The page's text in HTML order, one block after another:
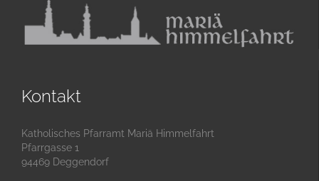
Kontakt
Katholisches Pfarramt Mariä Himmelfahrt
Pfarrgasse 1
94469 Deggendorf